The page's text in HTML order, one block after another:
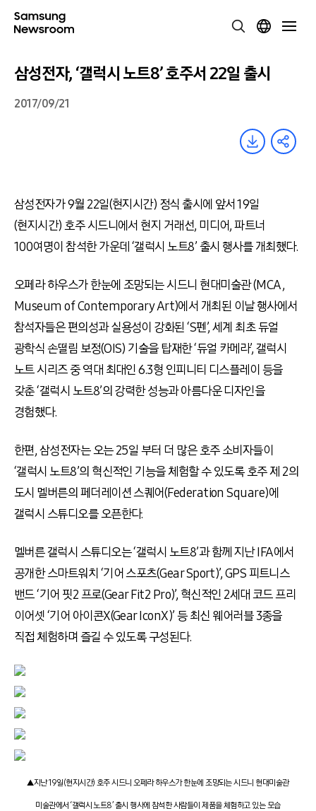
삼성전자, ‘갤럭시 노트8’ 호주서 22일 출시
2017/09/21
삼성전자가 9월 22일(현지시간) 정식 출시에 앞서 19일
(현지시간) 호주 시드니에서 현지 거래선, 미디어, 파트너
100여명이 참석한 가운데 ‘갤럭시 노트8’ 출시 행사를 개최했다.
오페라 하우스가 한눈에 조망되는 시드니 현대미술관 (MCA,
Museum of Contemporary Art)에서 개최된 이날 행사에서
참석자들은 편의성과 실용성이 강화된 ‘S펜’, 세계 최초 듀얼
광학식 손떨림 보정(OIS) 기술을 탑재한 ‘듀얼 카메라’, 갤럭시
노트 시리즈 중 역대 최대인 6.3형 인피니티 디스플레이 등을
갖춘 ‘갤럭시 노트8’의 강력한 성능과 아름다운 디자인을
경험했다.
한편, 삼성전자는 오는 25일 부터 더 많은 호주 소비자들이
‘갤럭시 노트8’의 혁신적인 기능을 체험할 수 있도록 호주 제 2의
도시 멜버른의 페더레이션 스퀘어(Federation Square)에
갤럭시 스튜디오를 오픈한다.
멜버른 갤럭시 스튜디오는 ‘갤럭시 노트8’과 함께 지난 IFA에서
공개한 스마트워치 ‘기어 스포츠(Gear Sport)’, GPS 피트니스
밴드 ‘기어 핏2 프로(Gear Fit2 Pro)’, 혁신적인 2세대 코드 프리
이어셋 ‘기어 아이콘X(Gear IconX)’ 등 최신 웨어러블 3종을
직접 체험하며 즐길 수 있도록 구성된다.
▲지난 19일(현지시간) 호주 시드니 오페라 하우스가 한눈에 조망되는 시드니 현대미술관
미술관에서 ‘갤럭시 노트8’ 출시 행사에 참석한 사람들이 제품을 체험하고 있는 모습